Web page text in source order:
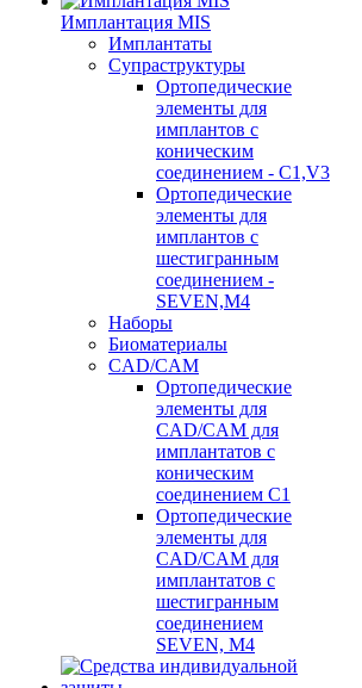
Имплантация MIS
Имплантаты
Супраструктуры
Ортопедические
элементы для
имплантов с
коническим
соединением - C1,V3
Ортопедические
элементы для
имплантов с
шестигранным
соединением -
SEVEN,M4
Наборы
Биоматериалы
CAD/CAM
Ортопедические
элементы для
CAD/CAM для
имплантатов с
коническим
соединением С1
Ортопедические
элементы для
CAD/CAM для
имплантатов с
шестигранным
соединением
SEVEN, М4